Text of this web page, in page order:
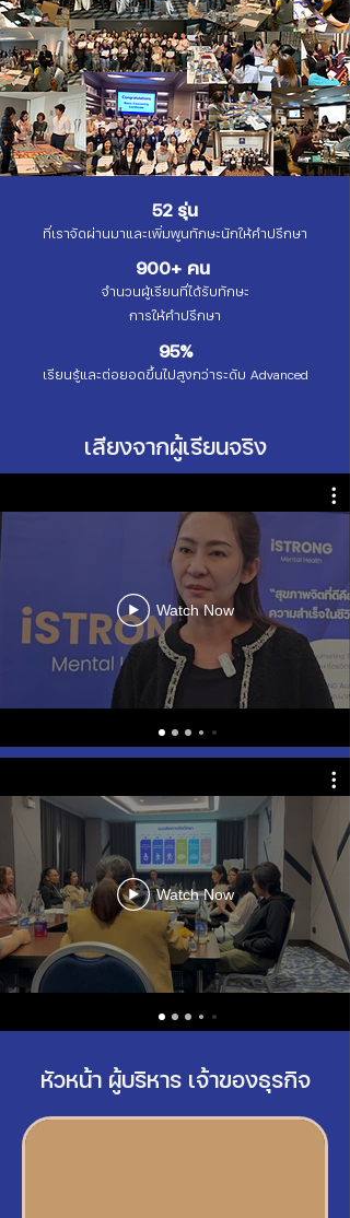
52 รุ่น
ที่เราจัดผ่านมาและเพิ่มพูนทักษะนักให้คำปรึกษา
900+ คน
จำนวนผู้เรียนที่ได้รับทักษะ
การให้คำปรึกษา
95%
เรียนรู้และต่อยอดขึ้นไปสูงกว่าระดับ Advanced
เสียงจากผู้เรียนจริง
Watch Now
Watch Now
หัวหน้า ผู้บริหาร เจ้าของธุรกิจ